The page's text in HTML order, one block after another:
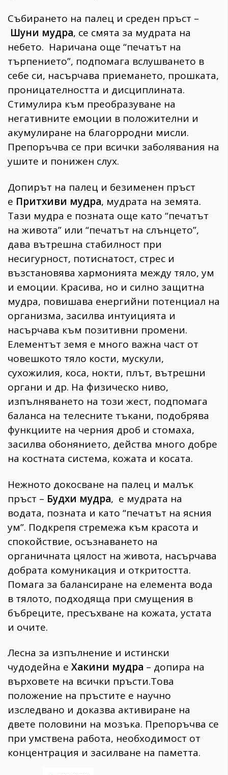
Събирането на палец и среден пръст –
Шуни мудра, се смята за мудрата на
небето. Наричана още “печатът на
търпението”, подпомага вслушването в
себе си, насърчава приемането, прошката,
проницателността и дисциплината.
Стимулира към преобразуване на
негативните емоции в положителни и
акумулиране на благорродни мисли.
Препоръчва се при всички заболявания на
ушите и понижен слух.
Допирът на палец и безименен пръст
е Притхиви мудра, мудрата на земята.
Тази мудра е позната още като “печатът
на живота” или “печатът на слънцето”,
дава вътрешна стабилност при
несигурност, потиснатост, стрес и
възстановява хармонията между тяло, ум
и емоции. Красива, но и силно защитна
мудра, повишава енергийни потенциал на
организма, засилва интуицията и
насърчава към позитивни промени.
Елементът земя е много важна част от
човешкото тяло кости, мускули,
сухожилия, коса, нокти, плът, вътрешни
органи и др. На физическо ниво,
изпълняването на този жест, подпомага
баланса на телесните тъкани, подобрява
функциите на черния дроб и стомаха,
засилва обонянието, действа много добре
на костната система, кожата и косата.
Нежното докосване на палец и малък
пръст – Будхи мудра, е мудрата на
водата, позната и като “печатът на ясния
ум”. Подкрепя стремежа към красота и
спокойствие, осъзнаването на
органичната цялост на живота, насърчава
добрата комуникация и откритостта.
Помага за балансиране на елемента вода
в тялото, подходяща при смущения в
бъбреците, пресъхване на кожата, устата
и очите.
Лесна за изпълнение и истински
чудодейна е Хакини мудра – допира на
върховете на всички пръсти.Това
положение на пръстите е научно
изследвано и доказва активиране на
двете половини на мозъка. Препоръчва се
при умствена работа, необходимост от
концентрация и засилване на паметта.